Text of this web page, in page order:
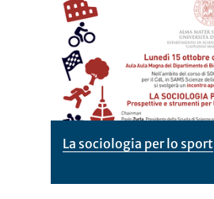
La sociologia per lo sport